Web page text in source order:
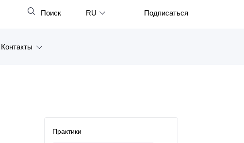
Закрыть
Поиск RU Подписаться
Контакты
Практики